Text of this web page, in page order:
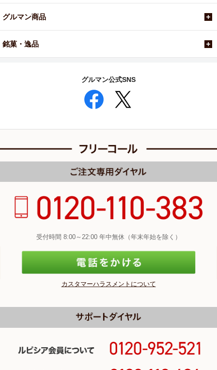
グルマン商品
銘菓・逸品
グルマン公式SNS
受付時間 8:00～22:00 年中無休（年末年始を除く）
カスタマーハラスメントについて